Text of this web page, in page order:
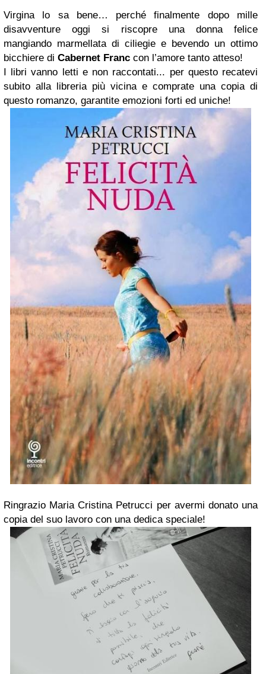
Virgina lo sa bene… perché finalmente dopo mille
disavventure oggi si riscopre una donna felice
mangiando marmellata di ciliegie e bevendo un ottimo
bicchiere di Cabernet Franc con l’amore tanto atteso!
I libri vanno letti e non raccontati... per questo recatevi
subito alla libreria più vicina e comprate una copia di
questo romanzo, garantite emozioni forti ed uniche!
Ringrazio Maria Cristina Petrucci per avermi donato una
copia del suo lavoro con una dedica speciale!